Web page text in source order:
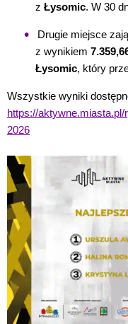
z Łysomic. W 30
Drugie miejsce
z wynikiem
Łysomic, który
Wszystkie wyniki
https://
2026